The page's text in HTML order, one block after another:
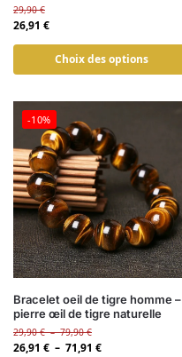
29,90€
26,91 €
Choix des options
-10%
Bracelet oeil de tigre homme –
pierre œil de tigre naturelle
29,90€ – 79,90€
26,91 € – 71,91 €